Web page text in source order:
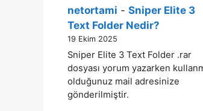
netortami - Sniper Elite 3
Text Folder Nedir?
19 Ekim 2025
Sniper Elite 3 Text Folder .rar
dosyası yorum yazarken
olduğunuz mail adresinize
gönderilmiştir.